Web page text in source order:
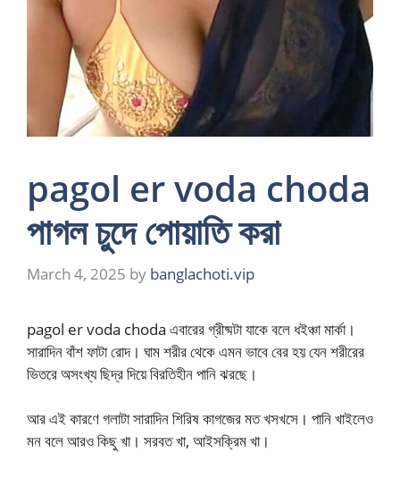
pagol er voda choda
পাগল চুদে পোয়াতি করা
March 4, 2025 by banglachoti.vip
pagol er voda choda এবারের গ্রীষ্মটা যাকে বলে ধইঞ্চা মার্কা।
সারাদিন বাঁশ ফাটা রোদ। ঘাম শরীর থেকে এমন ভাবে বের হয় যেন শরীরের
ভিতরে অসংখ্য ছিদ্র দিয়ে বিরতিহীন পানি ঝরছে।
আর এই কারণে গলাটা সারাদিন শিরিষ কাগজের মত খসখসে। পানি খাইলেও
মন বলে আরও কিছু খা। সরবত খা, আইসক্রিম খা।